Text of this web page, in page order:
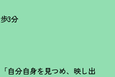
3分
自分自身を見つめ、映し出